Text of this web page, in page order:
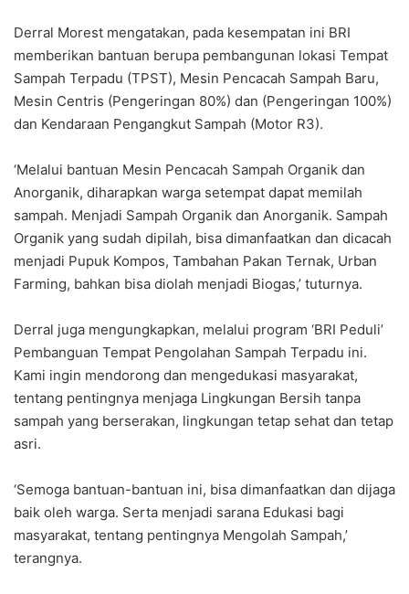
Derral Morest mengatakan, pada kesempatan ini BRI
memberikan bantuan berupa pembangunan lokasi Tempat
Sampah Terpadu (TPST), Mesin Pencacah Sampah Baru,
Mesin Centris (Pengeringan 80%) dan (Pengeringan 100%)
dan Kendaraan Pengangkut Sampah (Motor R3).
‘Melalui bantuan Mesin Pencacah Sampah Organik dan
Anorganik, diharapkan warga setempat dapat memilah
sampah. Menjadi Sampah Organik dan Anorganik. Sampah
Organik yang sudah dipilah, bisa dimanfaatkan dan dicacah
menjadi Pupuk Kompos, Tambahan Pakan Ternak, Urban
Farming, bahkan bisa diolah menjadi Biogas,’ tuturnya.
Derral juga mengungkapkan, melalui program ‘BRI Peduli’
Pembanguan Tempat Pengolahan Sampah Terpadu ini.
Kami ingin mendorong dan mengedukasi masyarakat,
tentang pentingnya menjaga Lingkungan Bersih tanpa
sampah yang berserakan, lingkungan tetap sehat dan tetap
asri.
‘Semoga bantuan-bantuan ini, bisa dimanfaatkan dan dijaga
baik oleh warga. Serta menjadi sarana Edukasi bagi
masyarakat, tentang pentingnya Mengolah Sampah,’
terangnya.